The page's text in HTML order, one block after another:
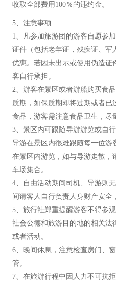
收取全部费用100％的违约金。
5、注意事项
1、凡参加旅游团的游客自愿参
证件（包括老年证，残疾证、军
优惠。若因未出示或使用伪造证
客自行承担。
2、游客在景区或者游船购买食
质期，如保质期即将过期或者
食品，游客需注意食品卫生，尽
3、景区内可跟随导游游览或自
导游在景区内很难跟随每一位游
在景区内游览，如与导游走散，
车场集合。
4、自由活动期间司机、导游则
间请客人自行负责人身财产安全
5、旅行社郑重提醒游客不得参
社会公德和旅游目的地的相关法
或者活动。
6、晚间休息，注意检查房门、
管。
7、在旅游行程中因人力不可抗